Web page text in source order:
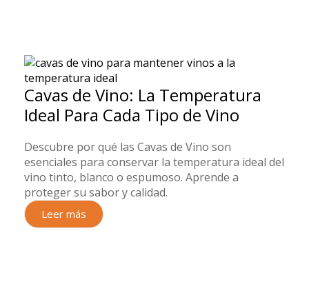
Cavas de Vino: La Temperatura
Ideal Para Cada Tipo de Vino
Descubre por qué las Cavas de Vino son
esenciales para conservar la temperatura ideal del
vino tinto, blanco o espumoso. Aprende a
proteger su sabor y calidad.
Leer más